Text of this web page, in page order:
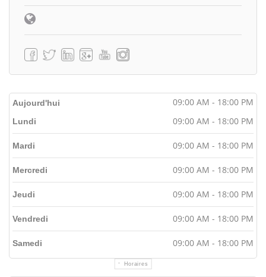
Aujourd'hui 09:00 AM - 18:00 PM
Horaires
Lundi 09:00 AM - 18:00 PM
Mardi 09:00 AM - 18:00 PM
Mercredi 09:00 AM - 18:00 PM
Jeudi 09:00 AM - 18:00 PM
Vendredi 09:00 AM - 18:00 PM
Samedi 09:00 AM - 18:00 PM